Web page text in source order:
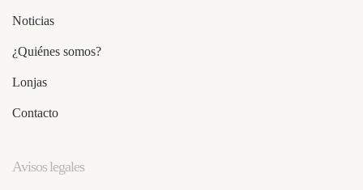
Noticias
¿Quiénes somos?
Lonjas
Contacto
Avisos legales